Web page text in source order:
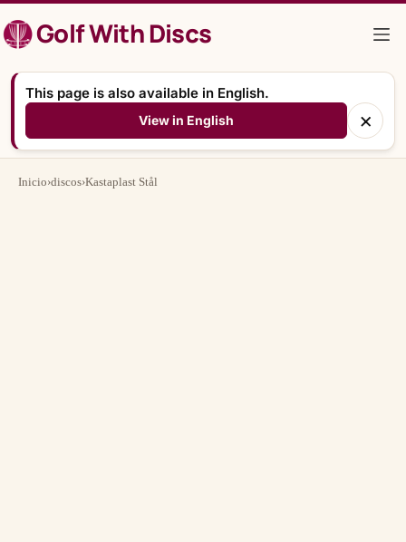
al
contenidoGolf With Discs
This page is also available in English.
View in English ×
Inicio›discos›Kastaplast Stål